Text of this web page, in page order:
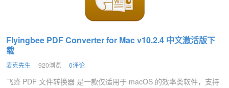
Flyingbee PDF Converter for Mac v10.2.4 中文激活版下
载
麦克先生 920浏览 0评论
飞蜂 PDF 文件转换器 是一款仅适用于 macOS 的效率类软件，支持